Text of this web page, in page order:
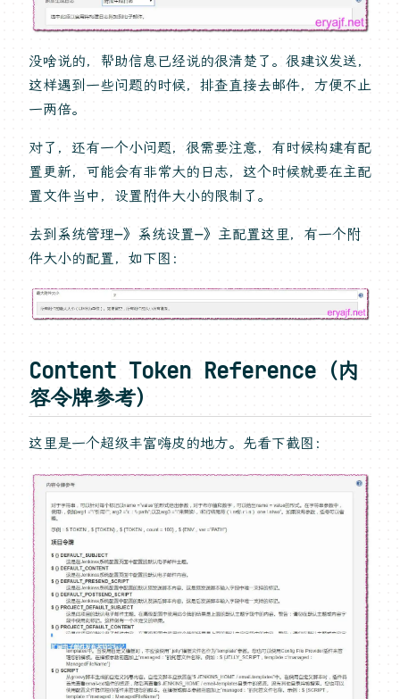
没啥说的，帮助信息已经说的很清楚了。很建议发送，
这样遇到一些问题的时候，排查直接去邮件，方便不止
一两倍。
对了，还有一个小问题，很需要注意，有时候构建有配
置更新，可能会有非常大的日志，这个时候就要在主配
置文件当中，设置附件大小的限制了。
去到系统管理—》系统设置—》主配置这里，有一个附
件大小的配置，如下图：
Content Token Reference（内
容令牌参考）
这里是一个超级丰富嗨皮的地方。先看下截图：